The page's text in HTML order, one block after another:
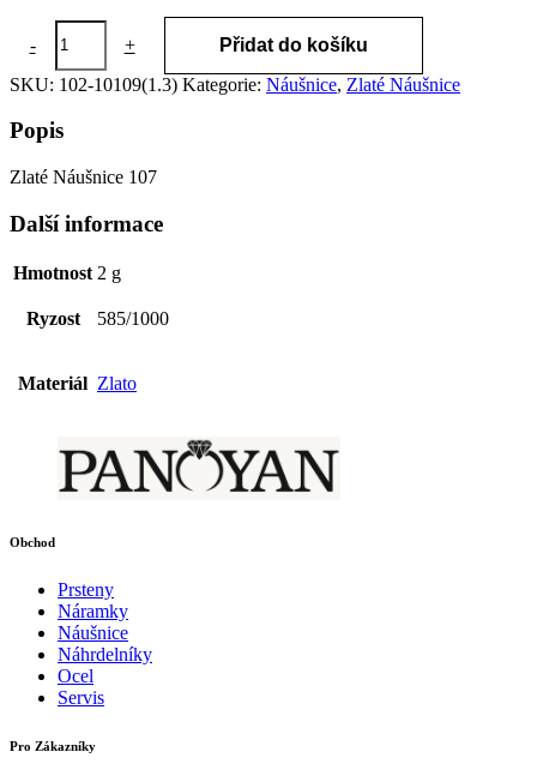
-
Náušnice
množství
+
Přidat do košíku
SKU: 102-10109(1.3) Kategorie: Náušnice, Zlaté Náušnice
Popis
Zlaté Náušnice 107
Další informace
Hmotnost 2 g
Ryzost 585/1000
Materiál Zlato
Obchod
Prsteny
Náramky
Náušnice
Náhrdelníky
Ocel
Servis
Pro Zákazníky